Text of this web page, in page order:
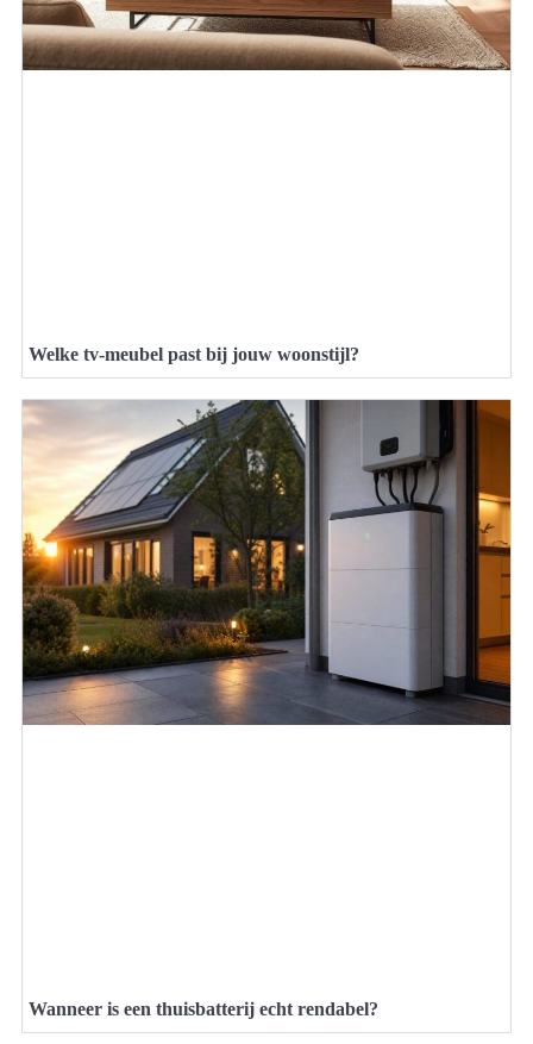
Welke tv-meubel past bij jouw woonstijl?
Wanneer is een thuisbatterij echt rendabel?